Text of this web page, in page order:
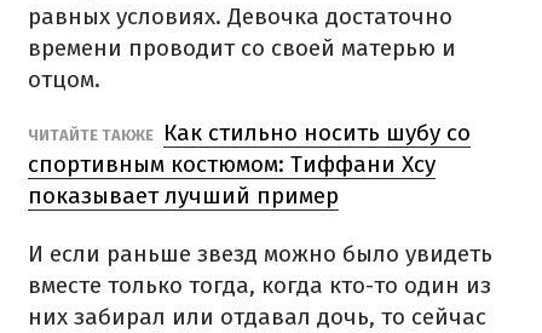
равных условиях. Девочка достаточно
времени проводит со своей матерью и
отцом.
ЧИТАЙТЕ ТАКЖЕ
Как стильно носить шубу со
спортивным костюмом: Тиффани Хсу
показывает лучший пример
И если раньше звезд можно было увидеть
вместе только тогда, когда кто-то один из
них забирал или отдавал дочь, то сейчас